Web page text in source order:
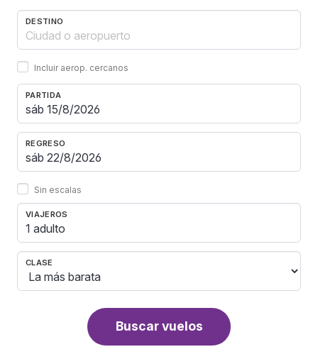
DESTINO
Incluir aerop. cercanos
PARTIDA
REGRESO
Sin escalas
VIAJEROS
1 adulto
CLASE
Buscar vuelos